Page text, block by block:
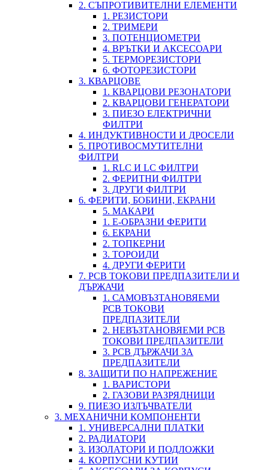
2. СЪПРОТИВИТЕЛНИ ЕЛЕМЕНТИ
1. РЕЗИСТОРИ
2. ТРИМЕРИ
3. ПОТЕНЦИОМЕТРИ
4. ВРЪТКИ И АКСЕСОАРИ
5. ТЕРМОРЕЗИСТОРИ
6. ФОТОРЕЗИСТОРИ
3. КВАРЦОВЕ
1. КВАРЦОВИ РЕЗОНАТОРИ
2. КВАРЦОВИ ГЕНЕРАТОРИ
3. ПИЕЗО ЕЛЕКТРИЧНИ
ФИЛТРИ
4. ИНДУКТИВНОСТИ И ДРОСЕЛИ
5. ПРОТИВОСМУТИТЕЛНИ
ФИЛТРИ
1. RLC И LC ФИЛТРИ
2. ФЕРИТНИ ФИЛТРИ
3. ДРУГИ ФИЛТРИ
6. ФЕРИТИ, БОБИНИ, ЕКРАНИ
5. МАКАРИ
1. Е-ОБРАЗНИ ФЕРИТИ
6. ЕКРАНИ
2. ТОПКЕРНИ
3. ТОРОИДИ
4. ДРУГИ ФЕРИТИ
7. PCB ТОКОВИ ПРЕДПАЗИТЕЛИ И
ДЪРЖАЧИ
1. САМОВЪЗТАНОВЯЕМИ
PCB ТОКОВИ
ПРЕДПАЗИТЕЛИ
2. НЕВЪЗТАНОВЯЕМИ PCB
ТОКОВИ ПРЕДПАЗИТЕЛИ
3. PCB ДЪРЖАЧИ ЗА
ПРЕДПАЗИТЕЛИ
8. ЗАЩИТИ ПО НАПРЕЖЕНИЕ
1. ВАРИСТОРИ
2. ГАЗОВИ РАЗРЯДНИЦИ
9. ПИЕЗО ИЗЛЪЧВАТЕЛИ
3. МЕХАНИЧНИ КОМПОНЕНТИ
1. УНИВЕРСАЛНИ ПЛАТКИ
2. РАДИАТОРИ
3. ИЗОЛАТОРИ И ПОДЛОЖКИ
4. КОРПУСНИ КУТИИ